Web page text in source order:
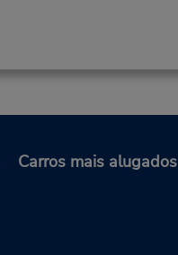
Carros mais alugados